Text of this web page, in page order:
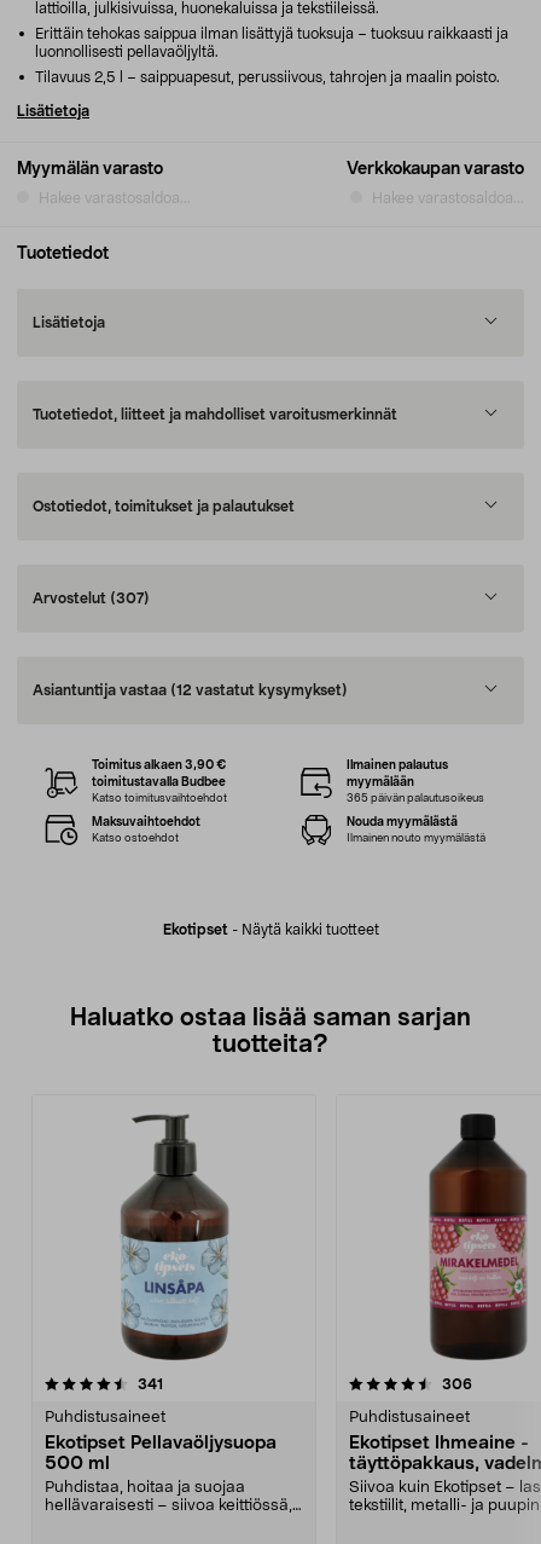
Myymälän varasto
Hakee varastosaldoa...
Verkkokaupan varasto
Hakee varastosaldoa...
lattioilla, julkisivuissa, huonekaluissa ja tekstiileissä.
Erittäin tehokas saippua ilman lisättyjä tuoksuja – tuoksuu raikkaasti ja
luonnollisesti pellavaöljyltä.
Tilavuus 2,5 l – saippuapesut, perussiivous, tahrojen ja maalin poisto.
Lisätietoja
Tuotetiedot
Lisätietoja
Tuotetiedot, liitteet ja mahdolliset varoitusmerkinnät
Ostotiedot, toimitukset ja palautukset
Arvostelut (307)
Asiantuntija vastaa (12 vastatut kysymykset)
Ekotipset - Näytä kaikki tuotteet
Toimitus alkaen 3,90 €
toimitustavalla Budbee
Katso toimitusvaihtoehdot
Ilmainen palautus
myymälään
365 päivän palautusoikeus
Maksuvaihtoehdot
Katso ostoehdot
Nouda myymälästä
Ilmainen nouto myymälästä
Haluatko ostaa lisää saman sarjan
tuotteita?
341
Puhdistusaineet
Ekotipset Pellavaöljysuopa
500 ml
Puhdistaa, hoitaa ja suojaa
hellävaraisesti – siivoa keittiössä,
4.5viidestä
306arvostelut
Puhdistusaineet
Ekotipset Ihmeaine -
täyttöpakkaus,
litra
Siivoa kuin Ekotipset –
tekstiilit, metalli- ja
4.5viidestä